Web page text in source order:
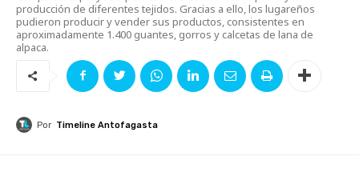
producción de diferentes tejidos. Gracias a ello, los lugareños
pudieron producir y vender sus productos, consistentes en
aproximadamente 1.400 guantes, gorros y calcetas de lana de
alpaca.
Por Timeline Antofagasta